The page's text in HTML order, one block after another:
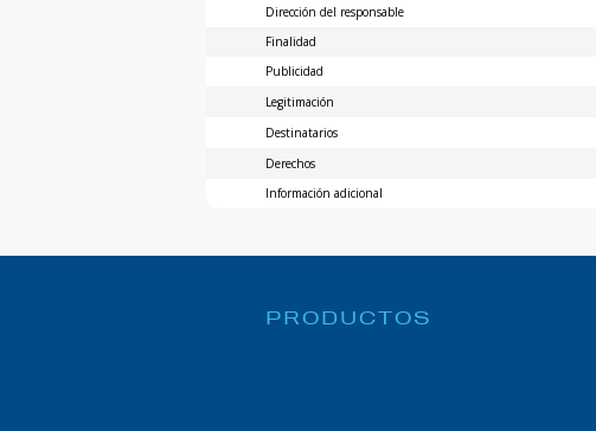
Dirección del responsable
Finalidad
Publicidad
Legitimación
Destinatarios
Derechos
Información adicional
PRODUCTOS